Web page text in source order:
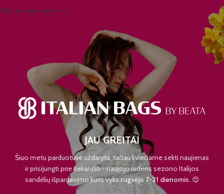
Skip to main content
JAU GREITAI
Šiuo metu parduotuvė uždaryta, tačiau kviečiame sekti naujienas
ir prisijungti prie sekančio - naujojo rudens sezono Italijos
sandėlių išpardavimo kuris vyks rugsėjo 7-21 dienomis.😍